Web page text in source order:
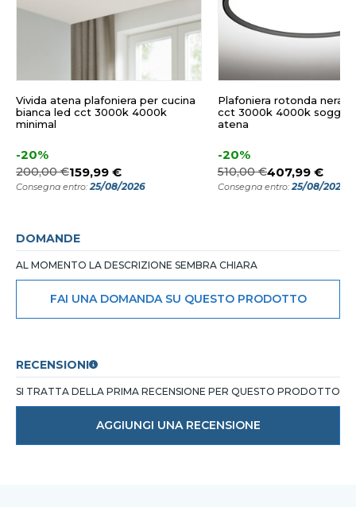
Vivida atena plafoniera per cucina
bianca led cct 3000k 4000k
minimal
-20%
200,00 €159,99 €
Consegna entro:25/08/2026
Plafoniera rotonda nera
cct 3000k 4000k
atena
-20%
510,00 €407,99 €
Consegna entro:25/08/2026
DOMANDE
AL MOMENTO LA DESCRIZIONE SEMBRA CHIARA
FAI UNA DOMANDA SU QUESTO PRODOTTO
RECENSIONI
SI TRATTA DELLA PRIMA RECENSIONE PER QUESTO PRODOTTO
AGGIUNGI UNA RECENSIONE